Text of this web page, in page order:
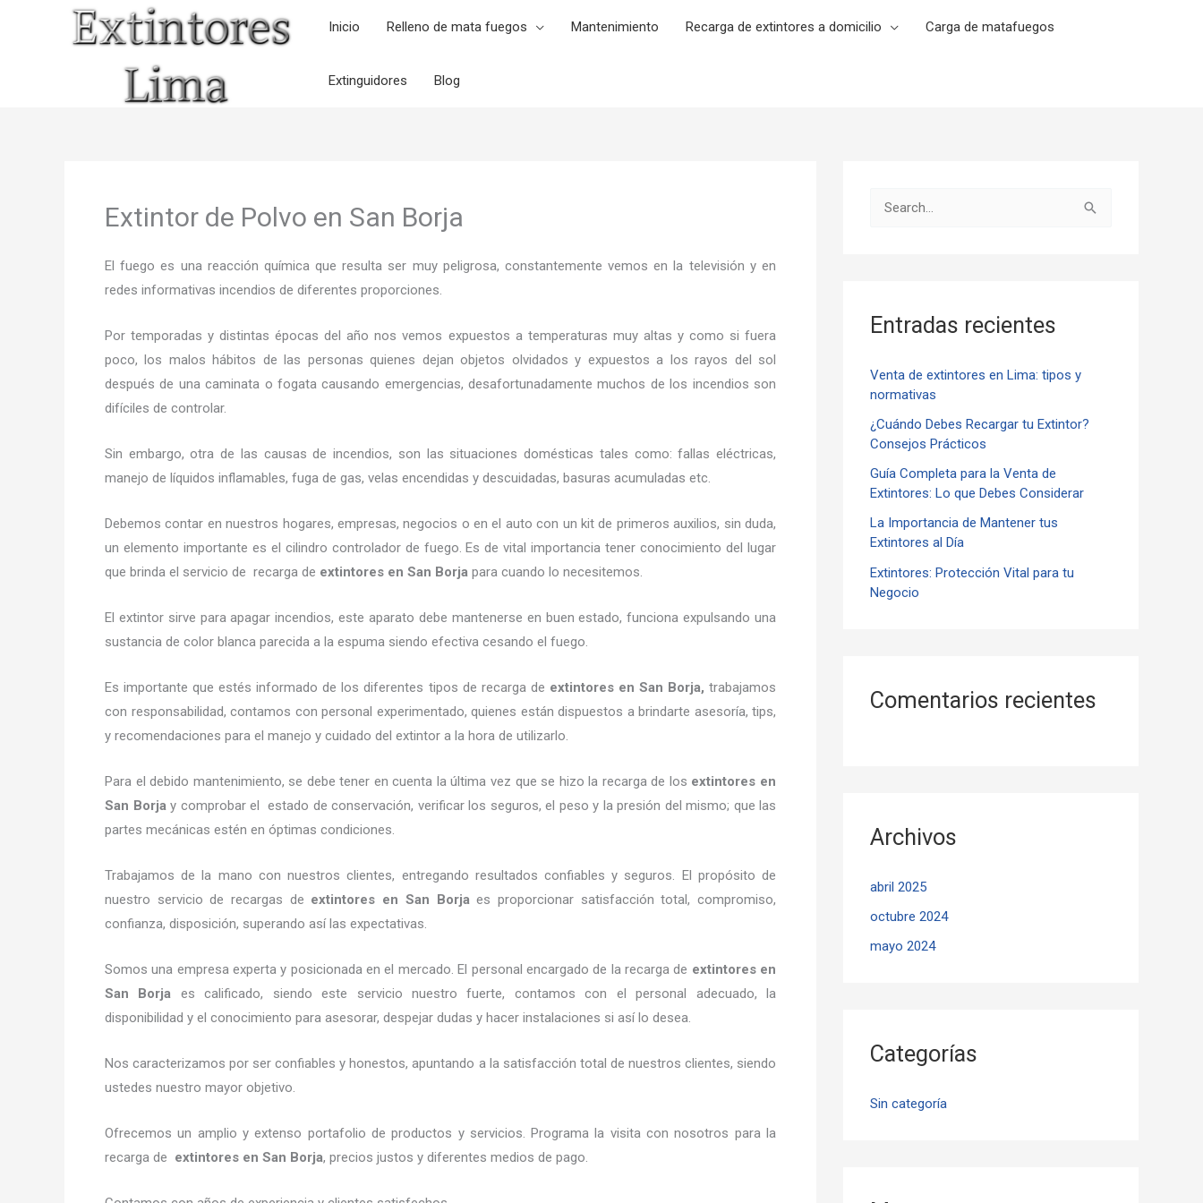
Inicio Relleno de mata fuegos Mantenimiento Recarga de extintores a domicilio Carga de matafuegos
Extinguidores Blog
Extintor de Polvo en San Borja
El fuego es una reacción química que resulta ser muy peligrosa, constantemente vemos en la televisión y en
redes informativas incendios de diferentes proporciones.
Por temporadas y distintas épocas del año nos vemos expuestos a temperaturas muy altas y como si fuera
poco, los malos hábitos de las personas quienes dejan objetos olvidados y expuestos a los rayos del sol
después de una caminata o fogata causando emergencias, desafortunadamente muchos de los incendios son
difíciles de controlar.
Sin embargo, otra de las causas de incendios, son las situaciones domésticas tales como: fallas eléctricas,
manejo de líquidos inflamables, fuga de gas, velas encendidas y descuidadas, basuras acumuladas etc.
Debemos contar en nuestros hogares, empresas, negocios o en el auto con un kit de primeros auxilios, sin duda,
un elemento importante es el cilindro controlador de fuego. Es de vital importancia tener conocimiento del lugar
que brinda el servicio de recarga de extintores en San Borja para cuando lo necesitemos.
El extintor sirve para apagar incendios, este aparato debe mantenerse en buen estado, funciona expulsando una
sustancia de color blanca parecida a la espuma siendo efectiva cesando el fuego.
Es importante que estés informado de los diferentes tipos de recarga de extintoresen San Borja, trabajamos
con responsabilidad, contamos con personal experimentado, quienes están dispuestos a brindarte asesoría, tips,
y recomendaciones para el manejo y cuidado del extintor a la hora de utilizarlo.
Para el debido mantenimiento, se debe tener en cuenta la última vez que se hizo la recarga de los extintores en
San Borja y comprobar el estado de conservación, verificar los seguros, el peso y la presión del mismo; que las
partes mecánicas estén en óptimas condiciones.
Trabajamos de la mano con nuestros clientes, entregando resultados confiables y seguros. El propósito de
nuestro servicio de recargas de extintores en San Borja es proporcionar satisfacción total, compromiso,
confianza, disposición, superando así las expectativas.
Somos una empresa experta y posicionada en el mercado. El personal encargado de la recarga de extintoresen
San Borja es calificado, siendo este servicio nuestro fuerte, contamos con el personal adecuado, la
disponibilidad y el conocimiento para asesorar, despejar dudas y hacer instalaciones si así lo desea.
Nos caracterizamos por ser confiables y honestos, apuntando a la satisfacción total de nuestros clientes, siendo
ustedes nuestro mayor objetivo.
Ofrecemos un amplio y extenso portafolio de productos y servicios. Programa la visita con nosotros para la
recarga de extintores en San Borja, precios justos y diferentes medios de pago.
a
p
o
r
Entradas recientes
Venta de extintores en Lima: tipos y
normativas
¿Cuándo Debes Recargar tu Extintor?
Consejos Prácticos
Guía Completa para la Venta de
Extintores: Lo que Debes Considerar
La Importancia de Mantener tus
Extintores al Día
Extintores: Protección Vital para tu
Negocio
Comentarios recientes
Archivos
abril 2025
octubre 2024
mayo 2024
Categorías
Sin categoría